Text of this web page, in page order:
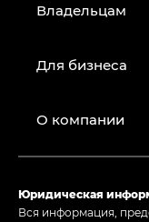
Владельцам
Для бизнеса
О компании
Юридическая
Вся информация,